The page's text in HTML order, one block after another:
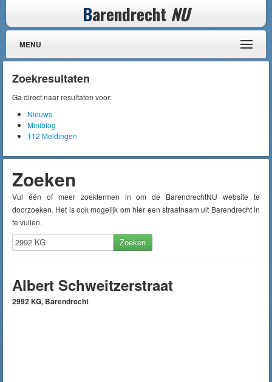
Barendrecht NU
MENU
Zoekresultaten
Ga direct naar resultaten voor:
Nieuws
Miniblog
112 Meldingen
Zoeken
Vul één of meer zoektermen in om de BarendrechtNU website te
doorzoeken. Het is ook mogelijk om hier een straatnaam uit Barendrecht in
te vullen.
Zoeken
Albert Schweitzerstraat
2992 KG, Barendrecht